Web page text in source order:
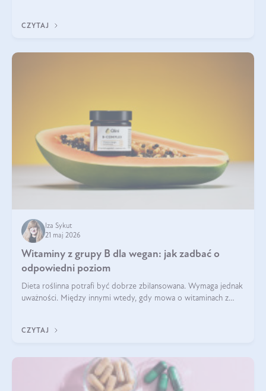
CZYTAJ
Iza Sykut
21 maj 2026
Witaminy z grupy B dla wegan: jak zadbać o
odpowiedni poziom
Dieta roślinna potrafi być dobrze zbilansowana. Wymaga jednak
uważności. Między innymi wtedy, gdy mowa o witaminach z
CZYTAJ